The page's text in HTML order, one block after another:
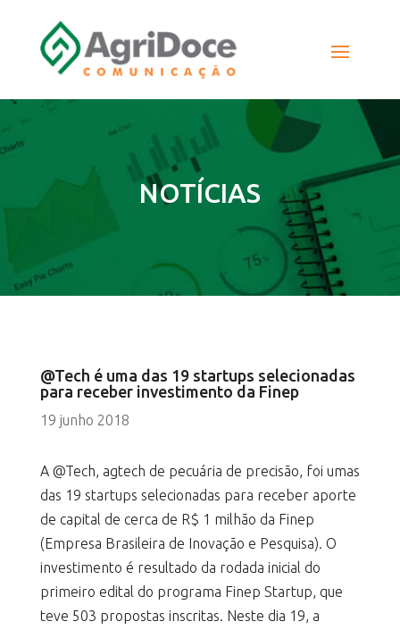
NOTÍCIAS
@Tech é uma das 19 startups selecionadas
para receber investimento da Finep
19 junho 2018
A @Tech, agtech de pecuária de precisão, foi umas
das 19 startups selecionadas para receber aporte
de capital de cerca de R$ 1 milhão da Finep
(Empresa Brasileira de Inovação e Pesquisa). O
investimento é resultado da rodada inicial do
primeiro edital do programa Finep Startup, que
teve 503 propostas inscritas. Neste dia 19, a